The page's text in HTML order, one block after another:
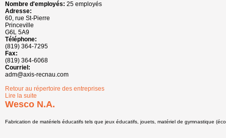
Nombre d'employés: 25 employés
Adresse:
60, rue St-Pierre
Princeville
G6L 5A9
Téléphone:
(819) 364-7295
Fax:
(819) 364-6068
Courriel:
adm@axis-recnau.com
Retour au répertoire des entreprises
Lire la suite
Wesco N.A.
Fabrication de matériels éducatifs tels que jeux éducatifs, jouets, matériel de gymnastique